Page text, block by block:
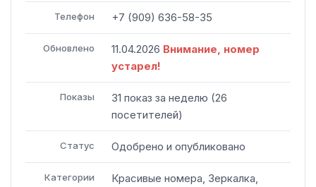
Телефон +7 (909) 636-58-35
Обновлено 11.04.2026 Внимание, номер
устарел!
Показы 31 показ за неделю (26
посетителей)
Статус Одобрено и опубликовано
Категории
Красивые номера, Зеркалка,